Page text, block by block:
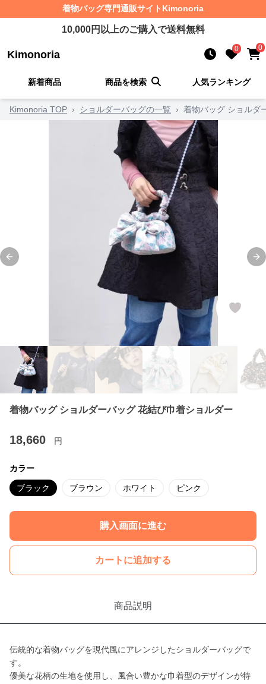
着物バッグ専門通販サイト Kimonoria
10,000円以上のご購入で送料無料
Kimonoria 0 0
新着商品 商品を検索 人気ランキング
Kimonoria TOP › ショルダーバッグの一覧 › 着物バッグ ショルダ
Previous slide
着物バッグ ショルダーバッグ 花結び巾着ショルダー
18,660 円
カラー
ブラック ブラウン ホワイト ピンク
購入画面に進む
カートに追加する
商品説明
伝統的な着物バッグを現代風にアレンジしたショルダーバッグで
す。
優美な花柄の生地を使用し、風合い豊かな巾着型のデザインが特